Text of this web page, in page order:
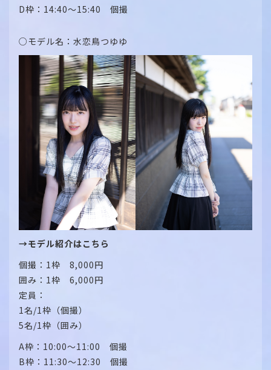
D枠：14:40～15:40 個撮
○モデル名：水恋鳥つゆゆ
→モデル紹介はこちら
個撮：1枠 8,000円
囲み：1枠 6,000円
定員：
1名/1枠（個撮）
5名/1枠（囲み）
A枠：10:00～11:00 個撮
B枠：11:30～12:30 個撮